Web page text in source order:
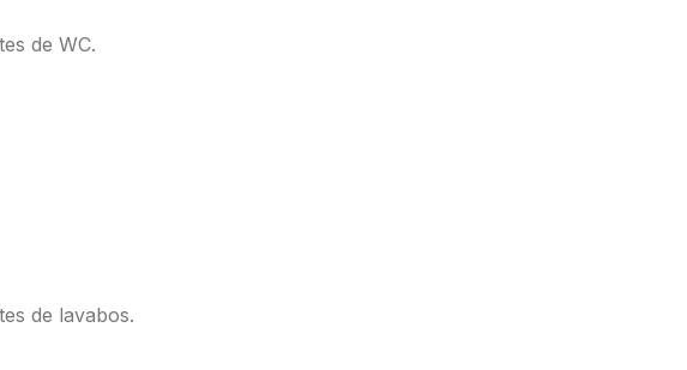
de WC.
de lavabos.